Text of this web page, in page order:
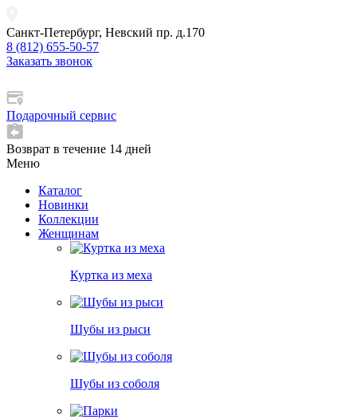
Санкт-Петербург, Невский пр. д.170
8 (812) 655-50-57
Заказать звонок
Подарочный сервис
Возврат в течение 14 дней
Меню
Каталог
Новинки
Коллекции
Женщинам
Куртка из меха
Шубы из рыси
Шубы из соболя